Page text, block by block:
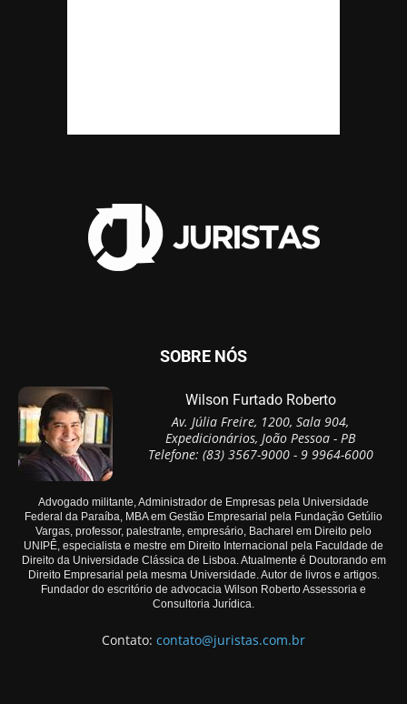
SOBRE NÓS
Wilson Furtado Roberto
Av. Júlia Freire, 1200, Sala 904,
Expedicionários, João Pessoa - PB
Telefone: (83) 3567-9000 - 9 9964-6000
Advogado militante, Administrador de Empresas pela Universidade
Federal da Paraíba, MBA em Gestão Empresarial pela Fundação Getúlio
Vargas, professor, palestrante, empresário, Bacharel em Direito pelo
UNIPÊ, especialista e mestre em Direito Internacional pela Faculdade de
Direito da Universidade Clássica de Lisboa. Atualmente é Doutorando em
Direito Empresarial pela mesma Universidade. Autor de livros e artigos.
Fundador do escritório de advocacia Wilson Roberto Assessoria e
Consultoria Jurídica.
Contato: contato@juristas.com.br